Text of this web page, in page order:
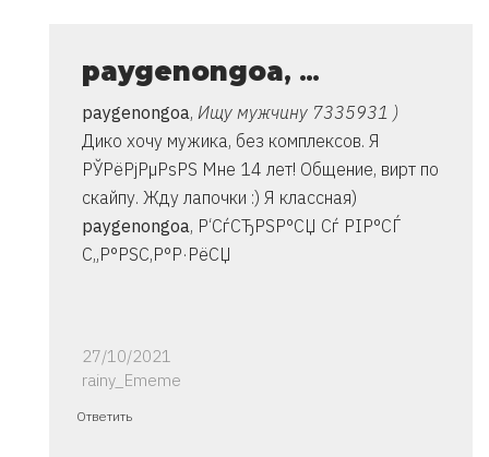
очень
от
Владимир
paygenongoa, …
paygenongoa, Ищу мужчину 7335931 )
Дико хочу мужика, без комплексов. Я
РЎРёРјРµРѕРЅ Мне 14 лет! Общение, вирт по
скайпу. Жду лапочки :) Я классная)
paygenongoa, Р‘СѓСЂРЅР°СЏ Сѓ РІР°СЃ
С„Р°РЅС‚Р°Р·РёСЏ
27/10/2021
rainy_Ememe
Ответ
Ответить